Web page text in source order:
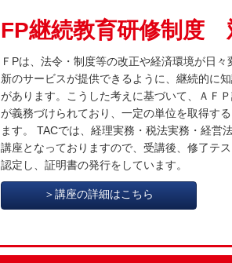
FP継続教育研修制度
ＦPは、法令・制度等の改正や経済環境が日
新のサービスが提供できるように、継続的に
があります。こうした考えに基づいて、ＡＦ
が義務づけられており、一定の単位を取得す
ます。 TACでは、経理実務・税法実務・経営
講座となっておりますので、受講後、修了テ
認定し、証明書の発行をしています。
＞講座の詳細はこちら